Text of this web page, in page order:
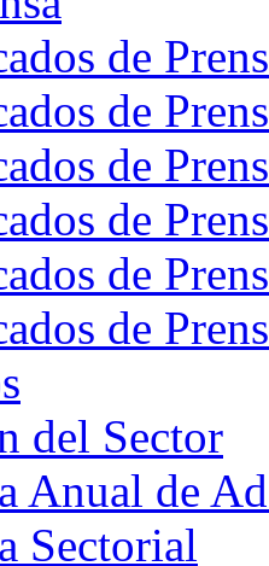
de
de
de
de
de
de
del Sector
Anual de
Sectorial